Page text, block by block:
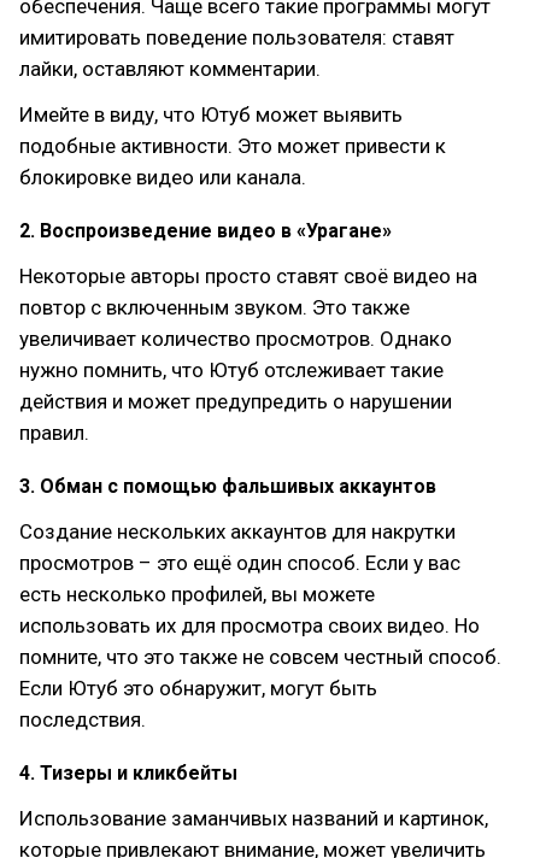
обеспечения. Чаще всего такие программы могут
имитировать поведение пользователя: ставят
лайки, оставляют комментарии.
Имейте в виду, что Ютуб может выявить
подобные активности. Это может привести к
блокировке видео или канала.
2. Воспроизведение видео в «Урагане»
Некоторые авторы просто ставят своё видео на
повтор с включенным звуком. Это также
увеличивает количество просмотров. Однако
нужно помнить, что Ютуб отслеживает такие
действия и может предупредить о нарушении
правил.
3. Обман с помощью фальшивых аккаунтов
Создание нескольких аккаунтов для накрутки
просмотров – это ещё один способ. Если у вас
есть несколько профилей, вы можете
использовать их для просмотра своих видео. Но
помните, что это также не совсем честный способ.
Если Ютуб это обнаружит, могут быть
последствия.
4. Тизеры и кликбейты
Использование заманчивых названий и картинок,
которые привлекают внимание, может увеличить